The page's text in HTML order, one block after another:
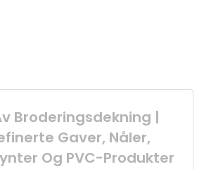
Broderingsdekning |
Gaver, Nåler,
Og PVC-Produkter